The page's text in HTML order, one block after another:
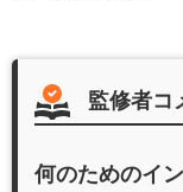
監修者コ
何のためのイ